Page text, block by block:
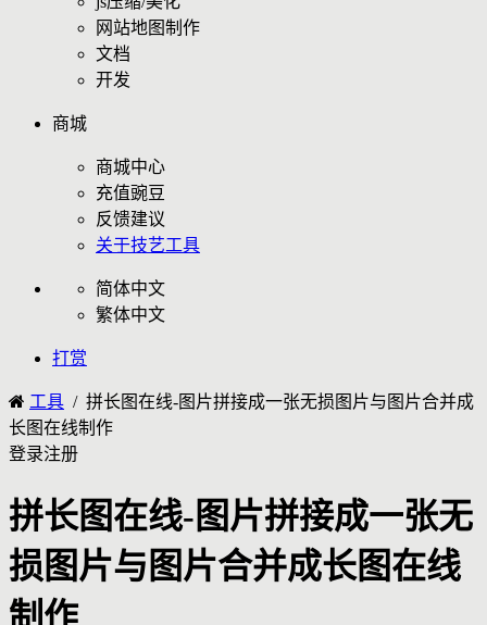
网站地图制作
文档
开发
商城
商城中心
充值豌豆
反馈建议
关于技艺工具
简体中文
繁体中文
打赏
工具 / 拼长图在线-图片拼接成一张无损图片与图片合并成
长图在线制作
登录注册
拼长图在线-图片拼接成一张无
损图片与图片合并成长图在线
制作